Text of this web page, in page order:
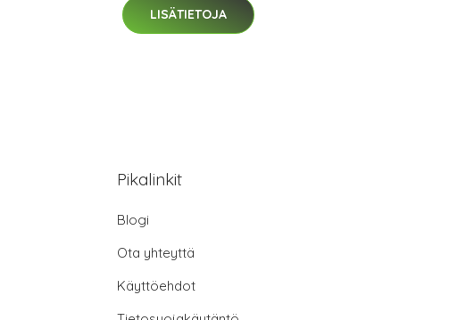
LISÄTIETOJA
Pikalinkit
Blogi
Ota yhteyttä
Käyttöehdot